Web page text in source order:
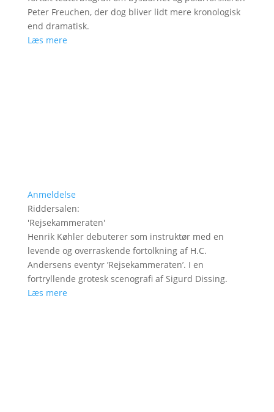
Peter Freuchen, der dog bliver lidt mere kronologisk
end dramatisk.
Læs mere
Anmeldelse
Riddersalen:
'Rejsekammeraten'
Henrik Køhler debuterer som instruktør med en
levende og overraskende fortolkning af H.C.
Andersens eventyr ’Rejsekammeraten’. I en
fortryllende grotesk scenografi af Sigurd Dissing.
Læs mere